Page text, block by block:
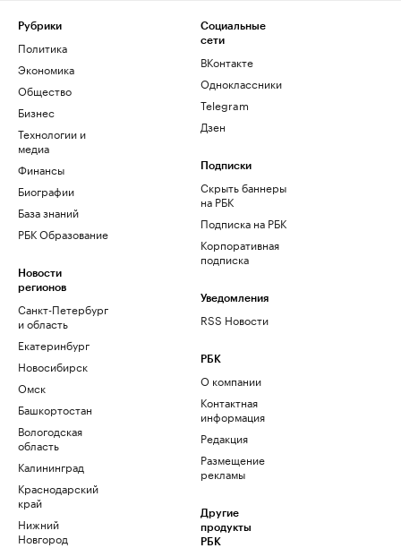
Рубрики
Политика
Экономика
Общество
Бизнес
Технологии и
медиа
Финансы
Биографии
База знаний
РБК Образование
Новости
регионов
Санкт-Петербург
и область
Екатеринбург
Новосибирск
Омск
Башкортостан
Вологодская
область
Калининград
Краснодарский
край
Нижний
Новгород
Социальные
сети
ВКонтакте
Одноклассники
Telegram
Дзен
Подписки
Скрыть баннеры
на РБК
Подписка на РБК
Корпоративная
подписка
Уведомления
RSS Новости
РБК
О компании
Контактная
информация
Редакция
Размещение
рекламы
Другие
продукты
РБК